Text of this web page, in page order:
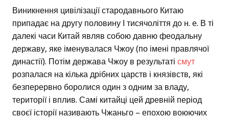
Виникнення цивілізації стародавнього Китаю
припадає на другу половину І тисячоліття до н. е. В ті
далекі часи Китай являв собою давню феодальну
державу, яке іменувалася Чжоу (по імені правлячої
династії). Потім держава Чжоу в результаті смут
розпалася на кілька дрібних царств і князівств, які
безперервно боролися один з одним за владу,
території і вплив. Самі китайці цей древній період
своєї історії називають Чжаньго – епохою воюючих